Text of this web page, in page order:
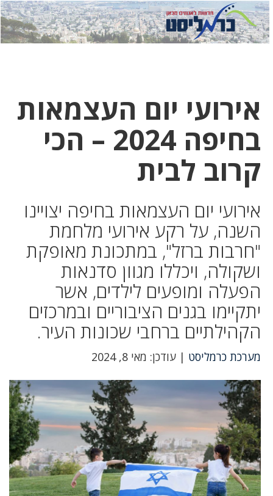
לחץ
כאן
לחץ
כדי
אירועי יום העצמאות
בחיפה 2024 – הכי
קרוב לבית
אירועי יום העצמאות בחיפה יצויינו
השנה, על רקע אירועי מלחמת
"חרבות ברזל", במתכונת מאופקת
ושקולה, ויכללו מגוון סדנאות
הפעלה ומופעים לילדים, אשר
יתקיימו בגנים הציבוריים ובמרכזים
הקהילתיים ברחבי שכונות העיר.
מערכת כרמליסט | עודכן: מאי 8, 2024